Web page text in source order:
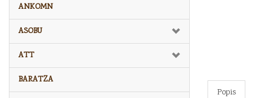
ANKOMN
ASOBU
ATT
BARATZA
Popis